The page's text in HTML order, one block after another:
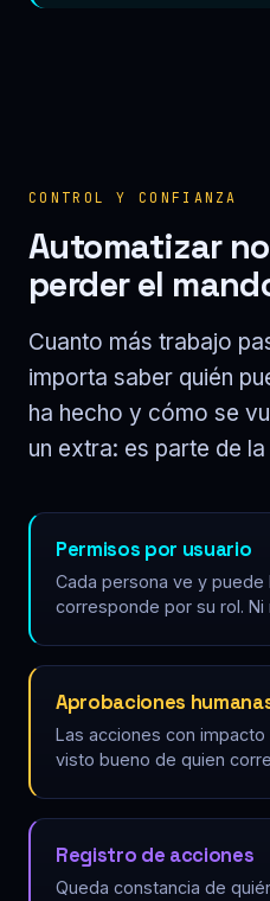
CONTROL Y CONFIANZA
Automatizar
perder el
Cuanto más trabajo
importa saber quién
ha hecho y cómo se
un extra: es parte de
Permisos por usuario
Cada persona ve y puede
corresponde por su rol. Ni
Aprobaciones
Las acciones con
visto bueno de quien
Registro de acciones
Queda constancia de